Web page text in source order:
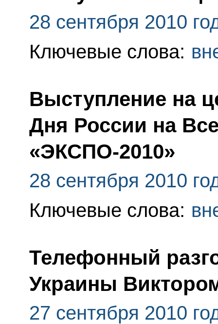
28 сентября 2010
Ключевые слова:
Выступление на
Дня России на
«ЭКСПО-2010»
28 сентября 2010
Ключевые слова:
Телефонный
Украины
27 сентября 2010